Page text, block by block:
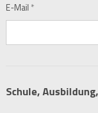
E-Mail *
Schule,